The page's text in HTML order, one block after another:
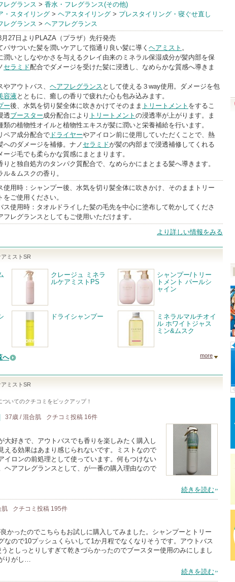
BrandInfo
レグランス > 香水・フレグランス(その他)
・スタイリング > ヘアスタイリング > プレスタイリング・寝ぐせ直し
レグランス > ヘアフレグランス
月27日よりPLAZA（プラザ）先行発売
パサついた髪を潤いケアして指通り良い髪に導く ヘアミスト 。
潤いとしなやかさを与えるクレイ由来のミネラル保湿成分が髪内部を保
セラミド配合でダメージを受けた髪に浸透し、なめらかな質感へ導きま
やアウトバス、 ヘアフレグランス として使える３way使用。ダメージを包
容液とともに、癒しの香りで疲れた心も包み込みます。
ー後、水気を切り髪全体に吹きかけてそのまま トリートメント をするこ
透ブースター成分配合により トリートメント の浸透率が上がります。ま
類の植物性オイルと植物性エキスが髪に潤いと栄養補給を行います。
ペア成分配合で ドライヤーやアイロン前に使用していただくことで、熱
へのダメージを補修。ナノ セラミドが髪の内部まで浸透補修してくれる
ージ毛でも柔らかな質感にまとまります。
りと独自処方のタンパク質配合で、なめらかにまとまる髪へ導きます。
ル＆ムスクの香り。
使用時：シャンプー後、水気を切り髪全体に吹きかけ、そのままトリー
をご使用ください。
ス使用時：タオルドライした髪の毛先を中心に塗布して乾かしてくださ
フレグランスとしてもご使用いただけます。
より詳しい情報をみる
ミストSR
クレージュ ミネラ
ルケアミストPS
シャンプー/トリー
トメント パールシ
ャイン
ドライシャンプー
ミネラルマルチオイ
ル ホワイトジャス
ミン&ムスク
へ more
ミストSR
ついてのクチコミをピックアップ！
37歳 / 混合肌 クチコミ投稿 16件
大好きで、アウトバスでも香りを楽しみたく購入し
える効果はあまり感じられないです。ミストなので
イロンの前処理として使っています。何もつけない
ヘアフレグランスとして、が一番の購入理由なので
続きを読む
肌 クチコミ投稿 195件
かったのでこちらもお試しに購入してみました。シャンプーとトリー
なので10プッシュくらいして1か月程でなくなりそうです。アウトバス
としっとりしすぎて乾きづらかったのでブースター使用のみにしまし
りがし…
続きを読む